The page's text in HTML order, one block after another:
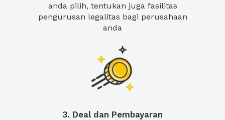
anda pilih, tentukan juga fasilitas
pengurusan legalitas bagi perusahaan
anda
3. Deal dan Pembayaran